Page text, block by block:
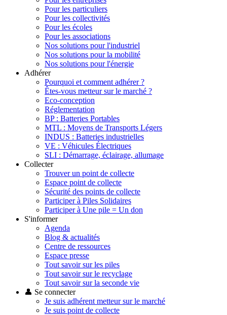
Pour les particuliers
Pour les collectivités
Pour les écoles
Pour les associations
Nos solutions pour l'industriel
Nos solutions pour la mobilité
Nos solutions pour l'énergie
Adhérer
Pourquoi et comment adhérer ?
Êtes-vous metteur sur le marché ?
Eco-conception
Réglementation
BP : Batteries Portables
MTL : Moyens de Transports Légers
INDUS : Batteries industrielles
VE : Véhicules Électriques
SLI : Démarrage, éclairage, allumage
Collecter
Trouver un point de collecte
Espace point de collecte
Sécurité des points de collecte
Participer à Piles Solidaires
Participer à Une pile = Un don
S'informer
Agenda
Blog & actualités
Centre de ressources
Espace presse
Tout savoir sur les piles
Tout savoir sur le recyclage
Tout savoir sur la seconde vie
👤 Se connecter
Je suis adhérent metteur sur le marché
Je suis point de collecte